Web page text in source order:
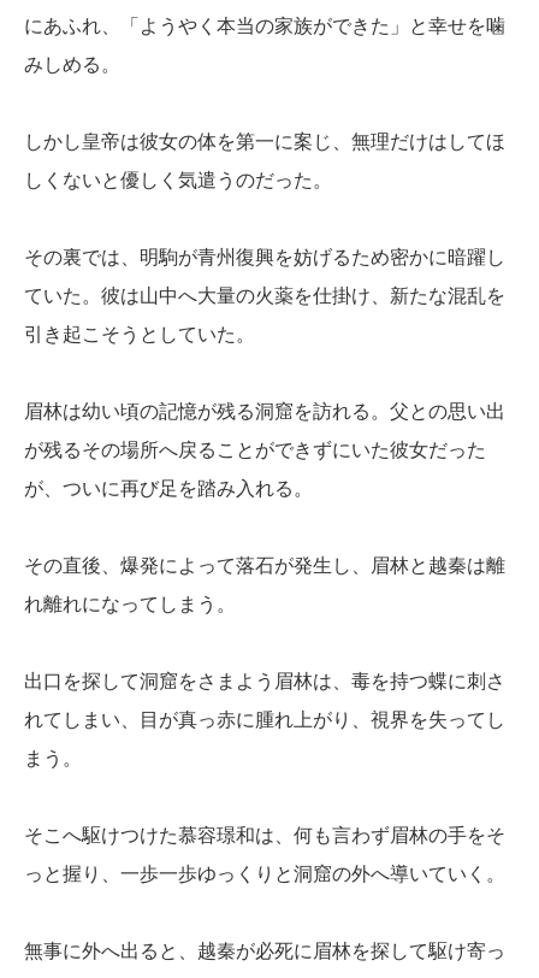
にあふれ、「ようやく本当の家族ができた」と幸せを噛
みしめる。
しかし皇帝は彼女の体を第一に案じ、無理だけはしてほ
しくないと優しく気遣うのだった。
その裏では、明駒が青州復興を妨げるため密かに暗躍し
ていた。彼は山中へ大量の火薬を仕掛け、新たな混乱を
引き起こそうとしていた。
眉林は幼い頃の記憶が残る洞窟を訪れる。父との思い出
が残るその場所へ戻ることができずにいた彼女だった
が、ついに再び足を踏み入れる。
その直後、爆発によって落石が発生し、眉林と越秦は離
れ離れになってしまう。
出口を探して洞窟をさまよう眉林は、毒を持つ蝶に刺さ
れてしまい、目が真っ赤に腫れ上がり、視界を失ってし
まう。
そこへ駆けつけた慕容璟和は、何も言わず眉林の手をそ
っと握り、一歩一歩ゆっくりと洞窟の外へ導いていく。
無事に外へ出ると、越秦が必死に眉林を探して駆け寄っ